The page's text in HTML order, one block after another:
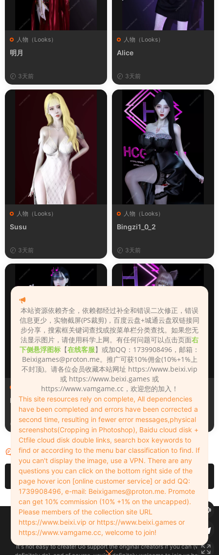
人物（Looks）
明月
3天前
人物（Looks）
Alice
3天前
人物（Looks）
Susu
3天前
人物（Looks）
Bingzi1_0_2
3天前
人物（Looks）
Monica_2_2_2
3天前
人物（Looks）
Lizhen2025
4天前
评论 0
请先登录
Copyleft © 2022-2026 beixi.vip - All Rights Freedom！
创作不易！有能力的同学可以去支持一下原创作者（我们绝对支持），当然
了，您加入这里我们也绝对欢迎！
It's not easy to create! Go support the original creators if you can (we
本站资源依赖齐全，依赖都经过补全和错误二次修正，错误
信息更少，实物截屏(PS裁剪)，百度云盘+城通云盘双链接同
步分享，搜索框关键词查找或按菜单栏分类查找。如果您无
法显示图片，请使用科学上网。有任何问题可以点击页面右
下侧悬浮图标 【在线客服】或加QQ：1739908496，邮箱：
Beixigames@proton.me。推广可获10%佣金(10%+1%上
不封顶)。请各位会员收藏本站网址 https://www.beixi.vip
或 https://www.beixi.games 或
https://www.vamgame.cc，欢迎您的加入！
This site resources rely on complete, All dependencies
have been completed and errors have been corrected a
second time, resulting in fewer error messages,physical
screenshots(Cropping in Photoshop), Baidu cloud disk +
Ctfile cloud disk double links, search box keywords to
find or according to the menu bar classification to find. If
you can't display the image, use a VPN. There are any
questions you can click on the bottom right side of the
page hover icon [online customer service] or add QQ:
1739908496, e-mail: Beixigames@proton.me. Promote
can get 10% commission (10% +1% on the uncapped).
Please members of the collection site URL
https://www.beixi.vip or https://www.beixi.games or
https://www.vamgame.cc, welcome to join!